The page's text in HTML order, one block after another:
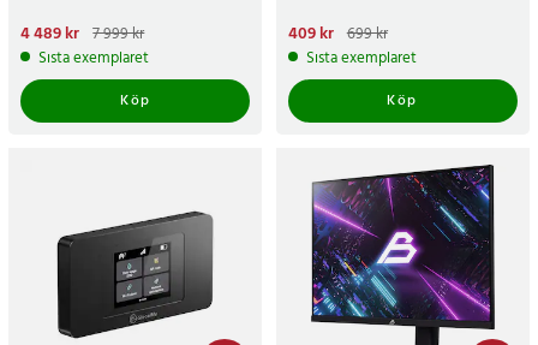
Nuvarande pris:
4 489 krTidigare pris
4 489 kr 7 999 kr
Sista exemplaret
Köp
Nuvarande pris
pris:699 kr
409 kr 699 kr
Sista exemplaret
Köp